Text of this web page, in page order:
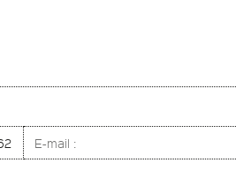
E-mail :